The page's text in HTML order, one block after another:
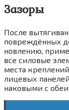
Зазоры
После
повре­ждён­ных
нов­ле­нию,
все сило­вые
места
лице­вых
на­ко­вы­ми с